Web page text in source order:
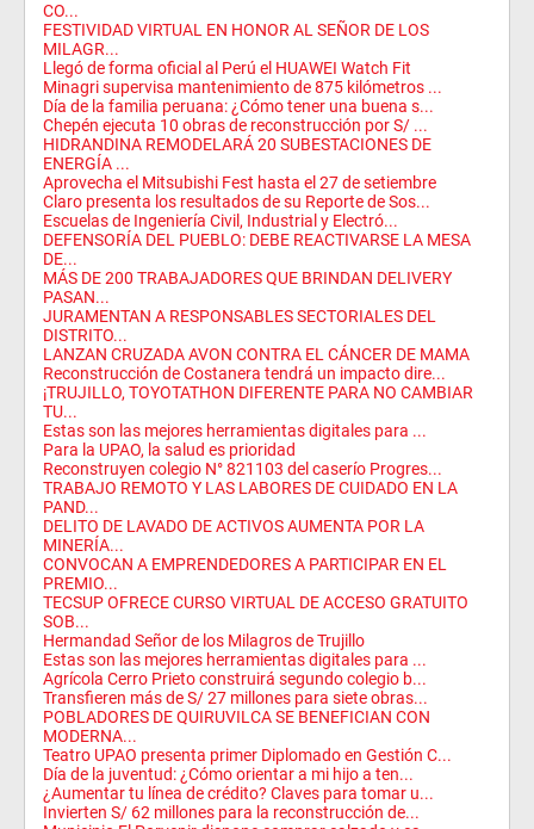
CO...
FESTIVIDAD VIRTUAL EN HONOR AL SEÑOR DE LOS
MILAGR...
Llegó de forma oficial al Perú el HUAWEI Watch Fit
Minagri supervisa mantenimiento de 875 kilómetros ...
Día de la familia peruana: ¿Cómo tener una buena s...
Chepén ejecuta 10 obras de reconstrucción por S/ ...
HIDRANDINA REMODELARÁ 20 SUBESTACIONES DE
ENERGÍA ...
Aprovecha el Mitsubishi Fest hasta el 27 de setiembre
Claro presenta los resultados de su Reporte de Sos...
Escuelas de Ingeniería Civil, Industrial y Electró...
DEFENSORÍA DEL PUEBLO: DEBE REACTIVARSE LA MESA
DE...
MÁS DE 200 TRABAJADORES QUE BRINDAN DELIVERY
PASAN...
JURAMENTAN A RESPONSABLES SECTORIALES DEL
DISTRITO...
LANZAN CRUZADA AVON CONTRA EL CÁNCER DE MAMA
Reconstrucción de Costanera tendrá un impacto dire...
¡TRUJILLO, TOYOTATHON DIFERENTE PARA NO CAMBIAR
TU...
Estas son las mejores herramientas digitales para ...
Para la UPAO, la salud es prioridad
Reconstruyen colegio N° 821103 del caserío Progres...
TRABAJO REMOTO Y LAS LABORES DE CUIDADO EN LA
PAND...
DELITO DE LAVADO DE ACTIVOS AUMENTA POR LA
MINERÍA...
CONVOCAN A EMPRENDEDORES A PARTICIPAR EN EL
PREMIO...
TECSUP OFRECE CURSO VIRTUAL DE ACCESO GRATUITO
SOB...
Hermandad Señor de los Milagros de Trujillo
Estas son las mejores herramientas digitales para ...
Agrícola Cerro Prieto construirá segundo colegio b...
Transfieren más de S/ 27 millones para siete obras...
POBLADORES DE QUIRUVILCA SE BENEFICIAN CON
MODERNA...
Teatro UPAO presenta primer Diplomado en Gestión C...
Día de la juventud: ¿Cómo orientar a mi hijo a ten...
¿Aumentar tu línea de crédito? Claves para tomar u...
Invierten S/ 62 millones para la reconstrucción de...